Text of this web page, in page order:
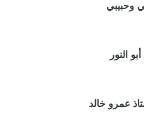
وحبيبي
النور
عمرو خالد